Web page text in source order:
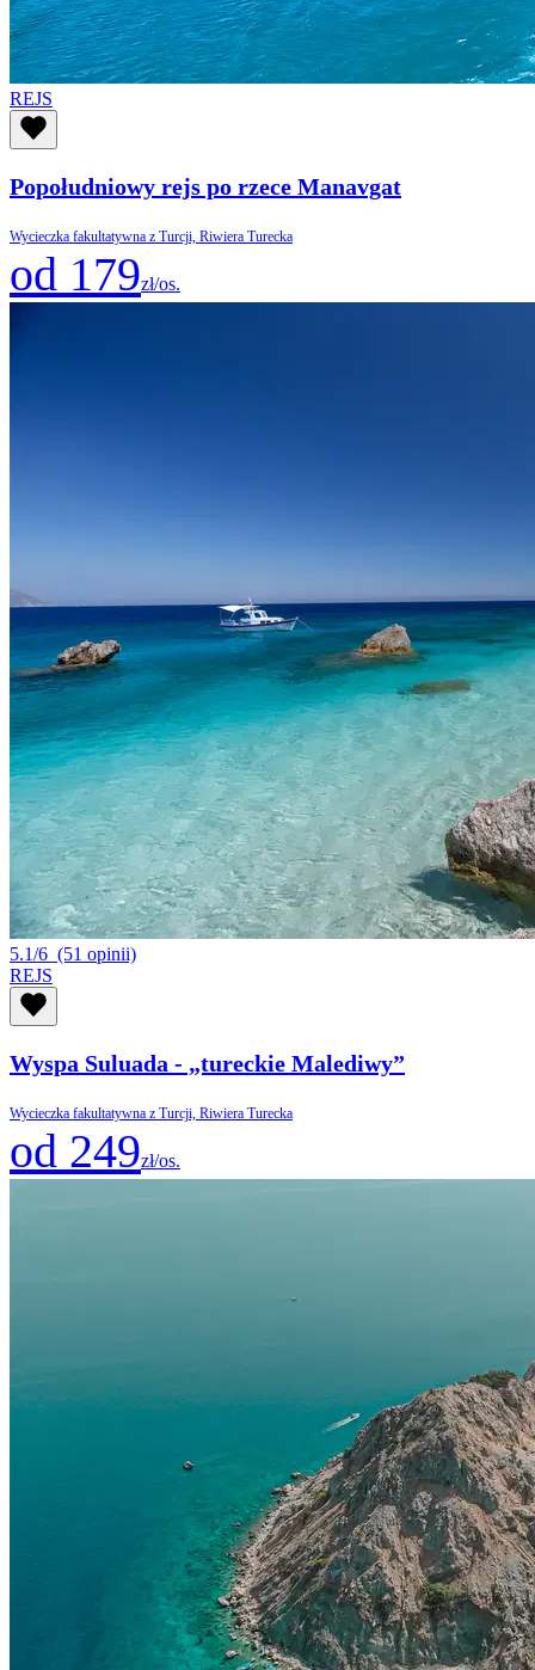
REJS
Popołudniowy rejs po rzece Manavgat
Wycieczka fakultatywna z Turcji, Riwiera Turecka
od 179zł/os.
5.1/6 (51 opinii)
REJS
Wyspa Suluada - „tureckie Malediwy”
Wycieczka fakultatywna z Turcji, Riwiera Turecka
od 249zł/os.